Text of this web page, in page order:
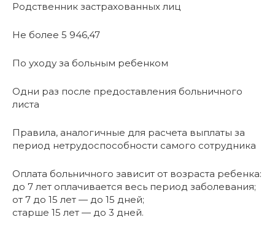
Родственник застрахованных лиц
Не более 5 946,47
По уходу за больным ребенком
Одни раз после предоставления больничного
листа
Правила, аналогичные для расчета выплаты за
период нетрудоспособности самого сотрудника
Оплата больничного зависит от возраста ребенка:
до 7 лет оплачивается весь период заболевания;
от 7 до 15 лет — до 15 дней;
старше 15 лет — до 3 дней.